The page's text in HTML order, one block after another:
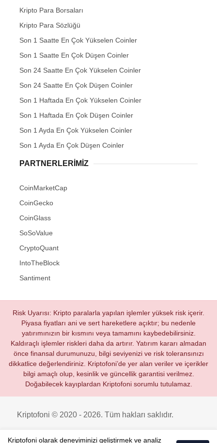
Kripto Para Borsaları
Kripto Para Sözlüğü
Son 1 Saatte En Çok Yükselen Coinler
Son 1 Saatte En Çok Düşen Coinler
Son 24 Saatte En Çok Yükselen Coinler
Son 24 Saatte En Çok Düşen Coinler
Son 1 Haftada En Çok Yükselen Coinler
Son 1 Haftada En Çok Düşen Coinler
Son 1 Ayda En Çok Yükselen Coinler
Son 1 Ayda En Çok Düşen Coinler
PARTNERLERIMIZ
CoinMarketCap
CoinGecko
CoinGlass
SoSoValue
CryptoQuant
IntoTheBlock
Santiment
Risk Uyarısı: Kripto paralarla yapılan işlemler yüksek risk içerir.
Piyasa fiyatları ani ve sert hareketlere açıktır; bu nedenle
yatırımınızın bir kısmını veya tamamını kaybedebilirsiniz.
Kaldıraçlı işlemler riskleri daha da artırır. Yatırım kararı almadan
önce finansal durumunuzu, bilgi seviyenizi ve risk toleransınızı
dikkatlice değerlendiriniz. Kriptofoni’de yer alan veriler ve içerikler
bilgi amaçlı olup, kesinlik ve güncellik garantisi verilmez.
Doğabilecek kayıplardan Kriptofoni sorumlu tutulamaz.
Kriptofoni © 2020 - 2026. Tüm hakları saklıdır.
Kriptofoni olarak deneyiminizi geliştirmek ve analiz